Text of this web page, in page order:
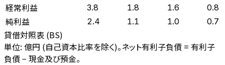
経常利益 3.8 1.8 1.6 0.8
純利益 2.4 1.1 1.0 0.7
貸借対照表 (BS)
単位: 億円 (自己資本比率を除く)。ネット有利子負債 = 有利子
負債 − 現金及び預金。